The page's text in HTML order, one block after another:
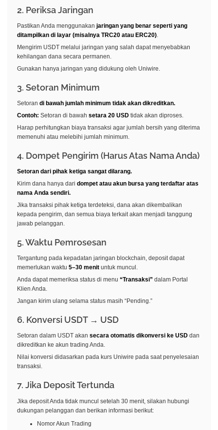
2. Periksa Jaringan
Pastikan Anda menggunakan jaringan yang benar seperti yang
ditampilkan di layar (misalnya TRC20 atau ERC20).
Mengirim USDT melalui jaringan yang salah dapat menyebabkan
kehilangan dana secara permanen.
Gunakan hanya jaringan yang didukung oleh Uniwire.
3. Setoran Minimum
Setoran di bawah jumlah minimum tidak akan dikreditkan.
Contoh: Setoran di bawah setara 20 USD tidak akan diproses.
Harap perhitungkan biaya transaksi agar jumlah bersih yang diterima
memenuhi atau melebihi jumlah minimum.
4. Dompet Pengirim (Harus Atas Nama Anda)
Setoran dari pihak ketiga sangat dilarang.
Kirim dana hanya dari dompet atau akun bursa yang terdaftar atas
nama Anda sendiri.
Jika transaksi pihak ketiga terdeteksi, dana akan dikembalikan
kepada pengirim, dan semua biaya terkait akan menjadi tanggung
jawab pelanggan.
5. Waktu Pemrosesan
Tergantung pada kepadatan jaringan blockchain, deposit dapat
memerlukan waktu 5–30 menit untuk muncul.
Anda dapat memeriksa status di menu “Transaksi” dalam Portal
Klien Anda.
Jangan kirim ulang selama status masih “Pending.”
6. Konversi USDT → USD
Setoran dalam USDT akan secara otomatis dikonversi ke USD dan
dikreditkan ke akun trading Anda.
Nilai konversi didasarkan pada kurs Uniwire pada saat penyelesaian
transaksi.
7. Jika Deposit Tertunda
Jika deposit Anda tidak muncul setelah 30 menit, silakan hubungi
dukungan pelanggan dan berikan informasi berikut:
Nomor Akun Trading